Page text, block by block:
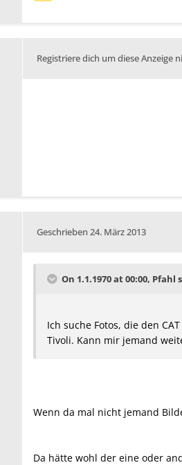
Registriere dich um diese Anzeige
Geschrieben 24. März 2013
On 1.1.1970 at 00:00, Pfahl
Ich suche Fotos, die den
Tivoli. Kann mir jemand
Wenn da mal nicht jemand
Da hätte wohl der eine oder